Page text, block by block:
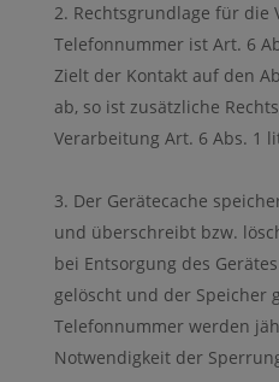
Rechtsgrundlage für die
Telefonnummer ist Art. 6
Zielt der Kontakt auf den
ab, so ist zusätzliche
Verarbeitung Art. 6 Abs. 1
Der Gerätecache
und überschreibt bzw.
bei Entsorgung des
gelöscht und der Speicher
Telefonnummer werden
Notwendigkeit der